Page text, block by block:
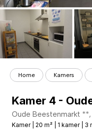
Home Kamers
Kamer 4 -
Oude Beestenmarkt
Kamer 20 m² 1 kamer 3